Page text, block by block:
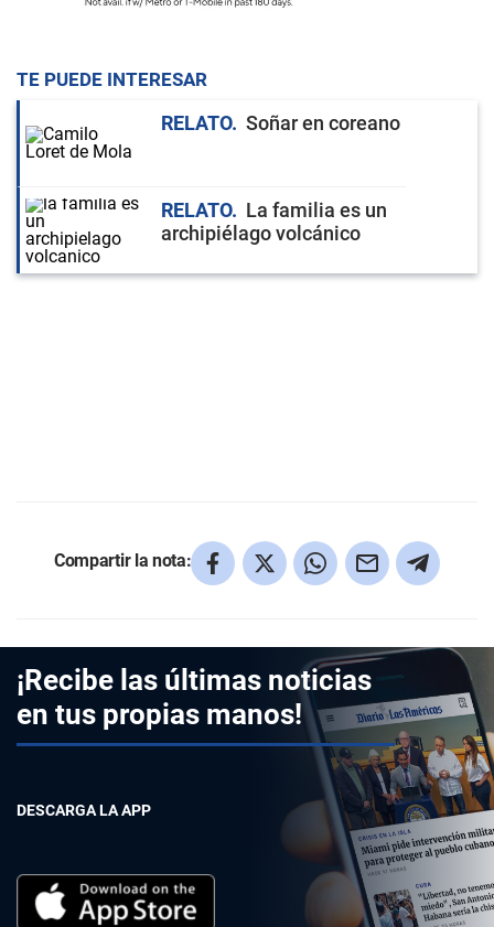
TE PUEDE INTERESAR
RELATO Soñar en coreano
RELATO
La familia es un
archipiélago volcánico
Compartir la nota:
¡Recibe las últimas noticias
en tus propias manos!
DESCARGA LA APP